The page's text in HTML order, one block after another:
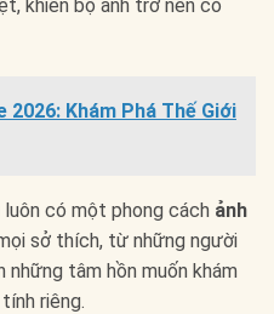
khiến bộ ảnh trở nên có
2026: Khám Phá Thế Giới
có một phong cách ảnh
sở thích, từ những người
tâm hồn muốn khám
riêng.